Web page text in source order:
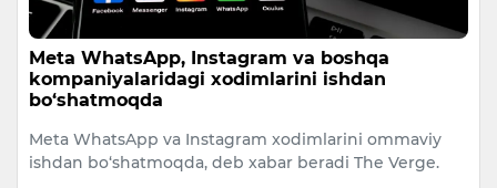
Meta WhatsApp, Instagram va boshqa
kompaniyalaridagi xodimlarini ishdan
bo‘shatmoqda
Meta WhatsApp va Instagram xodimlarini ommaviy
ishdan bo‘shatmoqda, deb xabar beradi The Verge.